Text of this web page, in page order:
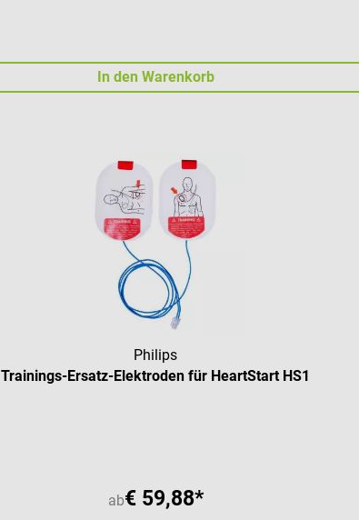
In den Warenkorb
Philips
Trainings-Ersatz-Elektroden für HeartStart HS1
ab€ 59,88*